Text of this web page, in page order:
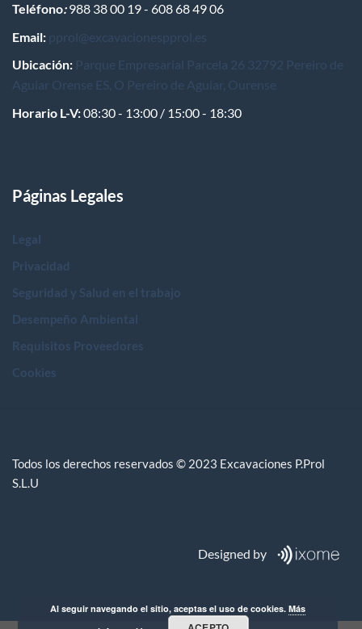
Teléfono: 988 38 00 19 - 608 68 49 06
Email: pprol@excavacionespprol.es
Ubicación: Parque Empresarial Parcela 26 32792 Pereiro de
Aguiar Orense ES, O Pereiro de Aguiar, Ourense
Horario L-V:08:30 - 13:00 / 15:00 - 18:30
Páginas Legales
Legal
Privacidad
Seguridad y Salud en el trabajo
Desempeño Ambiental
Requisitos Proveedores
Cookies
Todos los derechos reservados © 2023 Excavaciones P.Prol
S.L.U
Designed by
Al seguir navegando el sitio, aceptas el uso de cookies.Más